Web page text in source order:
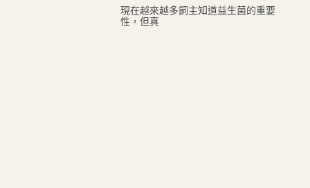
現在越來越多飼主知道益生菌的重要
性，但真